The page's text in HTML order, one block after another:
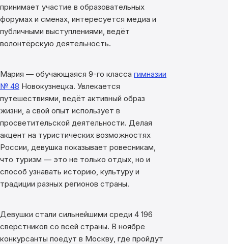
принимает участие в образовательных
форумах и сменах, интересуется медиа и
публичными выступлениями, ведёт
волонтёрскую деятельность.
Мария — обучающаяся 9-го класса гимназии
№ 48 Новокузнецка. Увлекается
путешествиями, ведёт активный образ
жизни, а свой опыт использует в
просветительской деятельности. Делая
акцент на туристических возможностях
России, девушка показывает ровесникам,
что туризм — это не только отдых, но и
способ узнавать историю, культуру и
традиции разных регионов страны.
Девушки стали сильнейшими среди 4 196
сверстников со всей страны. В ноябре
конкурсанты поедут в Москву, где пройдут